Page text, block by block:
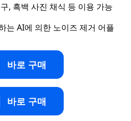
, 흑백 사진 채식 등 이용 가능
는 AI에 의한 노이즈 제거 어플
바로 구매
바로 구매